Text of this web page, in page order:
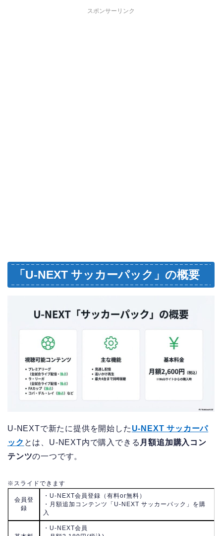
スポンサーリンク
「U-NEXT サッカーパック」の概要
U-NEXTで新たに提供を開始した U-NEXT サッカーパ
ック とは、U-NEXT内で購入できる 月額追加購入コン
テンツの一つです。
※スライドできます
会員登
録
・U-NEXT会員登録（有料or無料）
・月額追加コンテンツ「U-NEXT サッカーパック」を購
入
・U-NEXT会員